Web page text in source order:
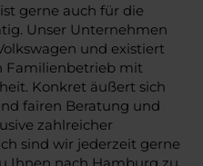
gerne auch für die
Unser Unternehmen
und existiert
Familienbetrieb mit
Konkret äußert sich
fairen Beratung und
zahlreicher
sind wir jederzeit gerne
Ihnen nach Hamburg zu